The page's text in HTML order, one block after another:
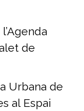
de
Urbana de
al Espai